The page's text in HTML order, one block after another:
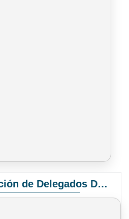
Convocatoria Elección de Delegados Docentes para el XIV Congreso Nacional de Universidades